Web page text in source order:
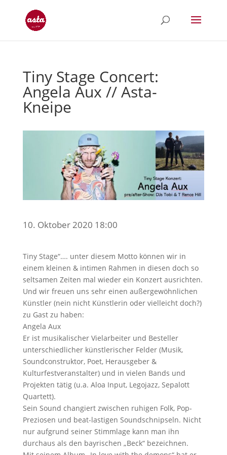
Tiny Stage Concert:
Angela Aux // Asta-
Kneipe
10. Oktober 2020 18:00
Tiny Stage“…. unter diesem Motto können wir in
einem kleinen & intimen Rahmen in diesen doch so
seltsamen Zeiten mal wieder ein Konzert ausrichten.
Und wir freuen uns sehr einen außergewöhnlichen
Künstler (nein nicht Künstlerin oder vielleicht doch?)
zu Gast zu haben:
Angela Aux
Er ist musikalischer Vielarbeiter und Besteller
unterschiedlicher künstlerischer Felder (Musik,
Soundconstruktor, Poet, Herausgeber &
Kulturfestveranstalter) und in vielen Bands und
Projekten tätig (u.a. Aloa Input, Legojazz, Sepalott
Quartett).
Sein Sound changiert zwischen ruhigen Folk, Pop-
Preziosen und beat-lastigen Soundschnipseln. Nicht
nur aufgrund seiner Stimmlage kann man ihn
durchaus als den bayrischen „Beck“ bezeichnen.